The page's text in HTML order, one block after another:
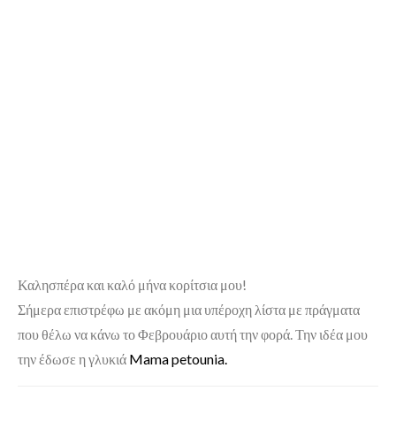
Καλησπέρα και καλό μήνα κορίτσια μου!
Σήμερα επιστρέφω με ακόμη μια υπέροχη λίστα με πράγματα
που θέλω να κάνω το Φεβρουάριο αυτή την φορά. Την ιδέα μου
την έδωσε η γλυκιά Mama petounia.